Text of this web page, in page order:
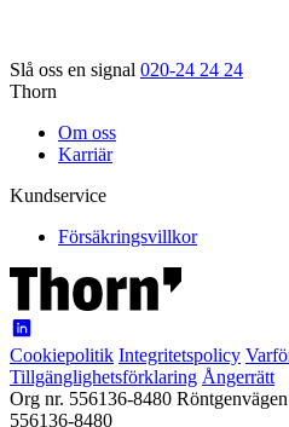
Slå oss en signal 020-24 24 24
Thorn
Om oss
Karriär
Kundservice
Försäkringsvillkor
Cookiepolitik Integritetspolicy
Tillgänglighetsförklaring Ångerrätt
Org nr. 556136-8480
556136-8480